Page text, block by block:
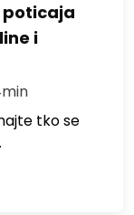
poticaja
i
tko se